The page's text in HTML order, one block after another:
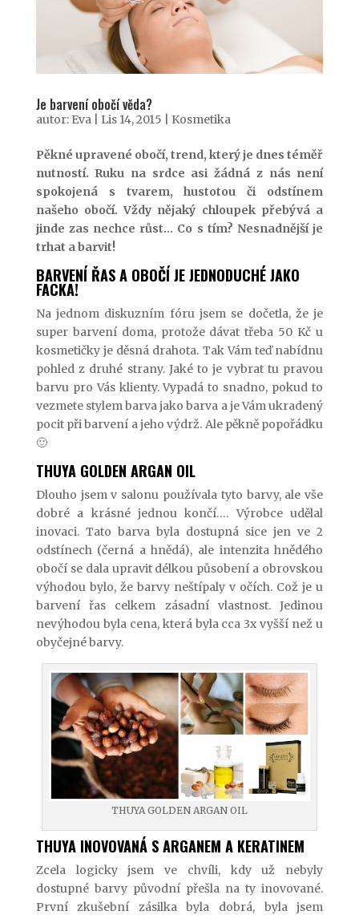
Je barvení obočí věda?
autor: Eva| Lis 14, 2015 Kosmetika
Pěkné upravené obočí, trend, který je dnes téměř
nutností. Ruku na srdce asi žádná z nás není
spokojená s tvarem, hustotou či odstínem
našeho obočí. Vždy nějaký chloupek přebývá a
jinde zas nechce růst… Co s tím? Nesnadnější je
trhat a barvit!
BARVENÍ ŘAS A OBOČÍ JE JEDNODUCHÉ JAKO
FACKA!
Na jednom diskuzním fóru jsem se dočetla, že je
super barvení doma, protože dávat třeba 50 Kč u
kosmetičky je děsná drahota. Tak Vám teď nabídnu
pohled z druhé strany. Jaké to je vybrat tu pravou
barvu pro Vás klienty. Vypadá to snadno, pokud to
vezmete stylem barva jako barva a je Vám ukradený
pocit při barvení a jeho výdrž. Ale pěkně popořádku
🙂
THUYA GOLDEN ARGAN OIL
Dlouho jsem v salonu používala tyto barvy, ale vše
dobré a krásné jednou končí…. Výrobce udělal
inovaci. Tato barva byla dostupná sice jen ve 2
odstínech (černá a hnědá), ale intenzita hnědého
obočí se dala upravit délkou působení a obrovskou
výhodou bylo, že barvy neštípaly v očích. Což je u
barvení řas celkem zásadní vlastnost. Jedinou
nevýhodou byla cena, která byla cca 3x vyšší než u
obyčejné barvy.
THUYA GOLDEN ARGAN OIL
THUYA INOVOVANÁ S ARGANEM A KERATINEM
Zcela logicky jsem ve chvíli, kdy už nebyly
dostupné barvy původní přešla na ty inovované.
První zkušební zásilka byla dobrá, byla jsem